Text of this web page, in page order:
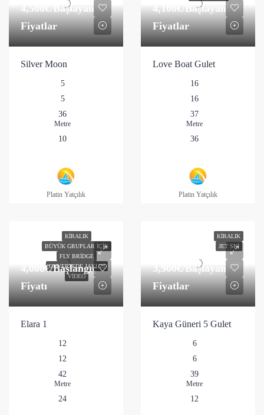
4,500€/Başlayan
Fiyatlar
Silver Moon
5
5
36
Metre
10
Platin Yatçılık
4,100€/Başlayan
Fiyatlar
Love Boat Gulet
16
16
37
Metre
36
Platin Yatçılık
KIRALIK
BÜYÜK GRUPLAR İÇIN
FLY BRIDGE
GUVERTEDE JAKUZI
VIDEO
4,000€/Başlangıç
Fiyatı
Elara 1
12
12
42
Metre
24
KIRALIK
JET SKI
3,900€/Başlayan
Fiyatlar
Kaya Güneri 5 Gulet
6
6
39
Metre
12